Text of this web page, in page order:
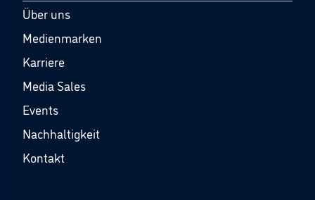
Über uns
Medienmarken
Karriere
Media Sales
Events
Nachhaltigkeit
Kontakt